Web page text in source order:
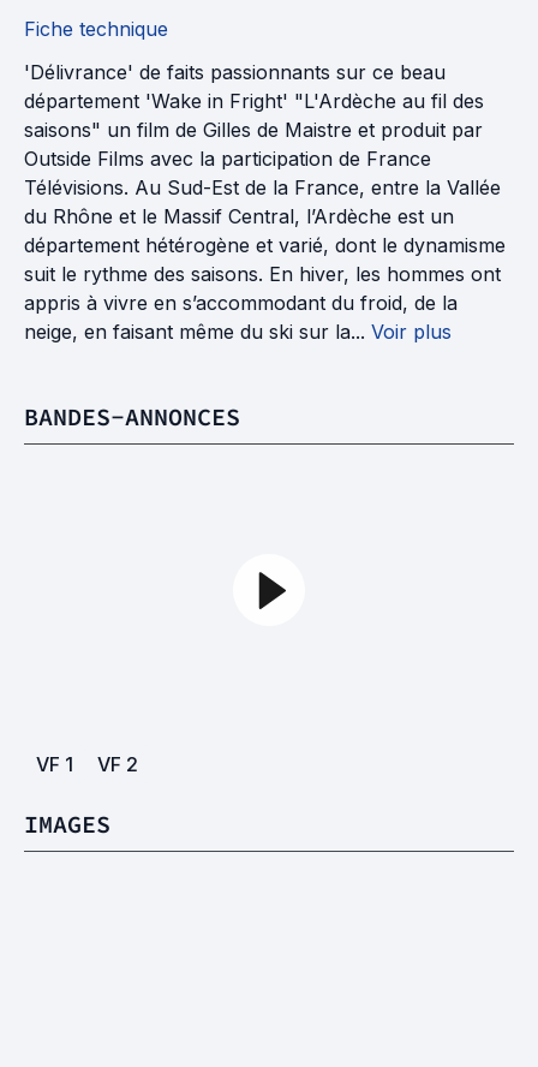
Fiche technique
'Délivrance' de faits passionnants sur ce beau
département 'Wake in Fright' "L'Ardèche au fil des
saisons" un film de Gilles de Maistre et produit par
Outside Films avec la participation de France
Télévisions. Au Sud-Est de la France, entre la Vallée
du Rhône et le Massif Central, l’Ardèche est un
département hétérogène et varié, dont le dynamisme
suit le rythme des saisons. En hiver, les hommes ont
appris à vivre en s’accommodant du froid, de la
neige, en faisant même du ski sur la... Voir plus
BANDES-ANNONCES
VF 1 VF 2
IMAGES